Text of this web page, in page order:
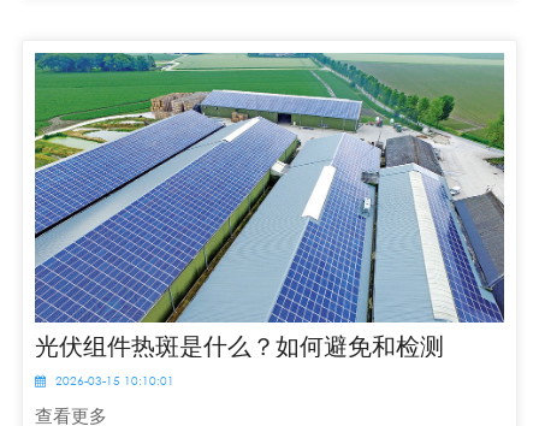
光伏组件热斑是什么？如何避免和检测
2026-03-15 10:10:01
查看更多